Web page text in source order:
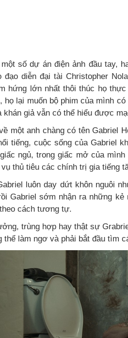
số dự án điện ảnh đầu tay,
diễn đại tài Christopher
hứng lớn nhất thôi thúc họ
họ lại muốn bộ phim của mình
khán giả vẫn có thể hiểu được
một anh chàng có tên Gabriel
tiếng, cuộc sống của Gabriel
ngủ, trong giấc mở của
thủ tiêu các chính trị gia tiếng
luôn day dứt khôn nguôi
Gabriel sớm nhận ra những
cách tương tự.
trùng hợp hay thật sự
thể làm ngơ và phải bắt đầu tìm